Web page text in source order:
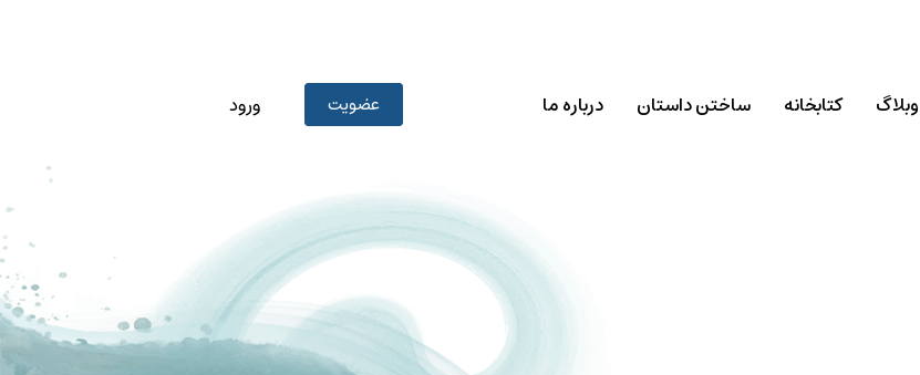
ورود عضویت وبلاگ کتابخانه ساختن داستان درباره ما